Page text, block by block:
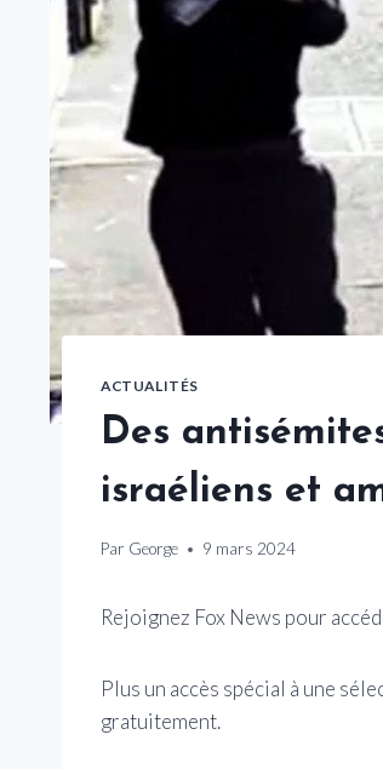
ACTUALITÉS
Des
israéliens et
Par George 9 mars 2024
Rejoignez Fox News pour
Plus un accès spécial à une
gratuitement.